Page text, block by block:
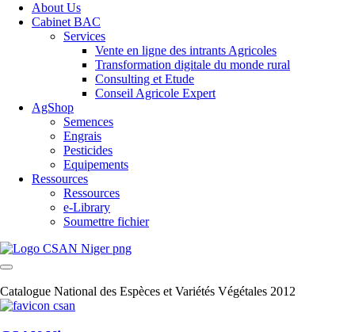
About Us
Cabinet BAC
Services
Vente en ligne des intrants Agricoles
Transformation digitale du monde rural
Consulting et Etude
Conseil Agricole Expert
AgShop
Semences
Engrais
Pesticides
Equipements
Ressources
Ressources
e-Library
Soumettre fichier
Catalogue National des Espèces et Variétés Végétales 2012